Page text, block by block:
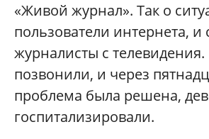
«Живой журнал». Так о
пользователи интернета,
журналисты с
позвонили, и через
проблема была решена,
госпитализировали.